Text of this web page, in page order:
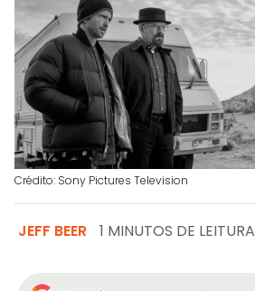
Crédito: Sony Pictures Television
JEFF BEER 1 MINUTOS DE LEITURA